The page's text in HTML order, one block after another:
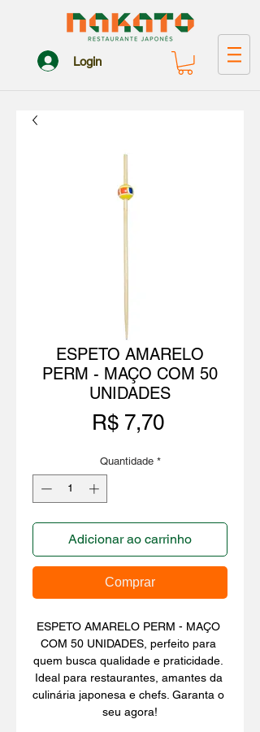
Login
ESPETO AMARELO
PERM - MAÇO COM 50
UNIDADES
R$ 7,70Preço
Quantidade *
Adicionar ao carrinho
Comprar
ESPETO AMARELO PERM - MAÇO
COM 50 UNIDADES, perfeito para
quem busca qualidade e praticidade.
Ideal para restaurantes, amantes da
culinária japonesa e chefs. Garanta o
seu agora!